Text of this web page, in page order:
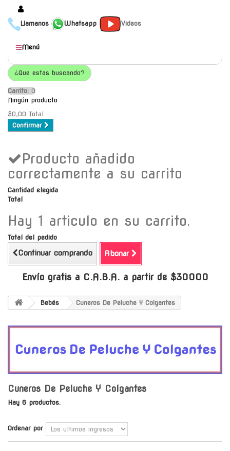
Llamanos Whatsapp Videos
Productos
Populares
Categorías
Marcas
Mayoristas
Contacto
Envío gratis a C.A.B.A. a
partir de $30000
Menú
¿Que estas buscando?
Carrito: O
Ningún producto
$0,00 Total
Confirmar
Producto añadido
correctamente a su carrito
Cantidad elegida
Total
Hay 1 articulo en su carrito.
Total del pedido
Continuar comprando Abonar
Envío gratis a C.A.B.A. a partir de $30000
Bebés Cuneros De Peluche Y Colgantes
Cuneros De Peluche Y Colgantes
Hay 6 productos.
Ordenar por